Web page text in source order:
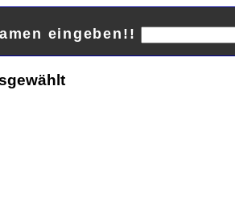
eingeben!!